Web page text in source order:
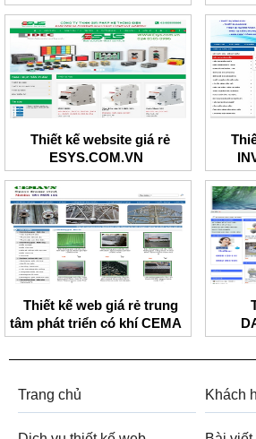
Thiết kế website giá rẻ
ESYS.COM.VN
Thiết kế web giá rẻ trung
tâm phát triển có khí CEMA
Trang chủ Khách